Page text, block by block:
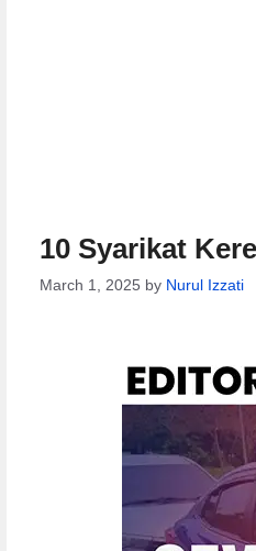
10 Syarikat
March 1, 2025 by Nurul Izzati